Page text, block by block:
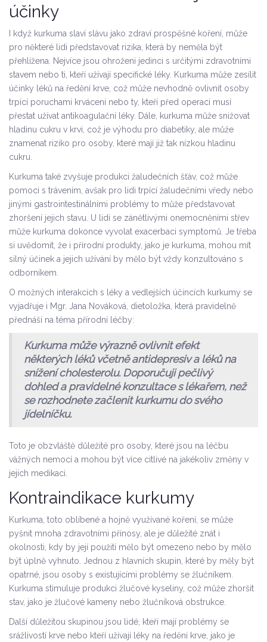
účinky
I když kurkuma slaví slávu jako zdraví prospěšné koření, může
pro některé lidi představovat rizika, která by neměla být
přehlížena. Nejvíce jsou ohroženi jedinci s určitými zdravotními
stavem nebo ti, kteří užívají specifické léky. Kurkuma může zesílit
účinky léků na ředění krve, což může nevhodně ovlivnit osoby
trpící poruchami krvácení nebo ty, kteří před operací musí
přestat užívat antikoagulační léky. Dále, kurkuma může snižovat
hladinu cukru v krvi, což je výhodu pro diabetiky, ale může
znamenat riziko pro osoby, které mají již tak nízkou hladinu
cukru.
Kurkuma také zvyšuje produkci žaludečních šťáv, což může
pomoci s trávením, avšak pro lidi trpící žaludečními vředy nebo
jinými gastrointestinálními problémy to může představovat
zhoršení jejich stavu. U lidí se zánětlivými onemocněními střev
může kurkuma dokonce vyvolat exacerbaci symptomů. Je třeba
si uvědomit, že i přírodní produkty, jako je kurkuma, mohou mít
silný účinek a jejich užívání by mělo být vždy konzultováno s
odborníkem.
O možných interakcích s léky a vedlejších účincích kurkumy se
vyjadřuje i Mgr. Jana Nováková, dietoložka, která pravidelně
přednáší na téma přírodní léčby:
Kurkuma může výrazně ovlivnit efekt
některých léků včetně antidepresiv a léků na
snížení cholesterolu. Doporučuji pečlivý
dohled a pravidelné konzultace s lékařem, než
se rozhodnete začlenit kurkumu do svého
jídelníčku.
Toto je obzvláště důležité pro osoby, které jsou na léčbu
vážných nemocí a mohou být více citlivé na jakékoliv změny v
jejich medikaci.
Kontraindikace kurkumy
Kurkuma, toto oblíbené a hojně využívané koření, se může
pyšnit mnoha zdravotními přínosy, ale je důležité znát i
okolnosti, kdy by její použití mělo být omezeno nebo by mělo
být úplně vyhnuto. Jednou z hlavních skupin, které by měly být
opatrné, jsou osoby s existujícími problémy se žlučníkem.
Kurkuma stimuluje produkci žlučové kyseliny, což může zhoršit
stav, jako je žlučové kameny nebo žlučníková obstrukce.
Další důležitou skupinou jsou lidé, kteří mají problémy se
srážlivostí krve nebo kteří užívají léky na ředění krve, jako je